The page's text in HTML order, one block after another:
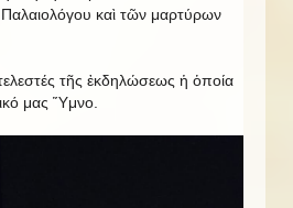
καὶ τῶν μαρτύρων
τῆς ἐκδηλώσεως ἡ ὁποία
μας Ὕμνο.